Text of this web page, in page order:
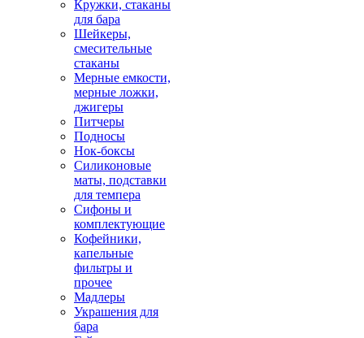
Кружки, стаканы
для бара
Шейкеры,
смесительные
стаканы
Мерные емкости,
мерные ложки,
джигеры
Питчеры
Подносы
Нок-боксы
Силиконовые
маты, подставки
для темпера
Сифоны и
комплектующие
Кофейники,
капельные
фильтры и
прочее
Мадлеры
Украшения для
бара